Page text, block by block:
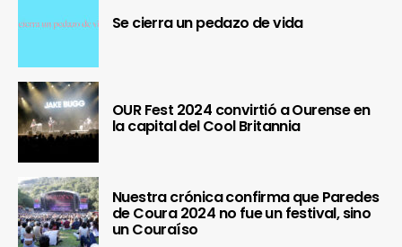
Se cierra un pedazo de vida
OUR Fest 2024 convirtió a Ourense en
la capital del Cool Britannia
Nuestra crónica confirma que Paredes
de Coura 2024 no fue un festival, sino
un Couraíso